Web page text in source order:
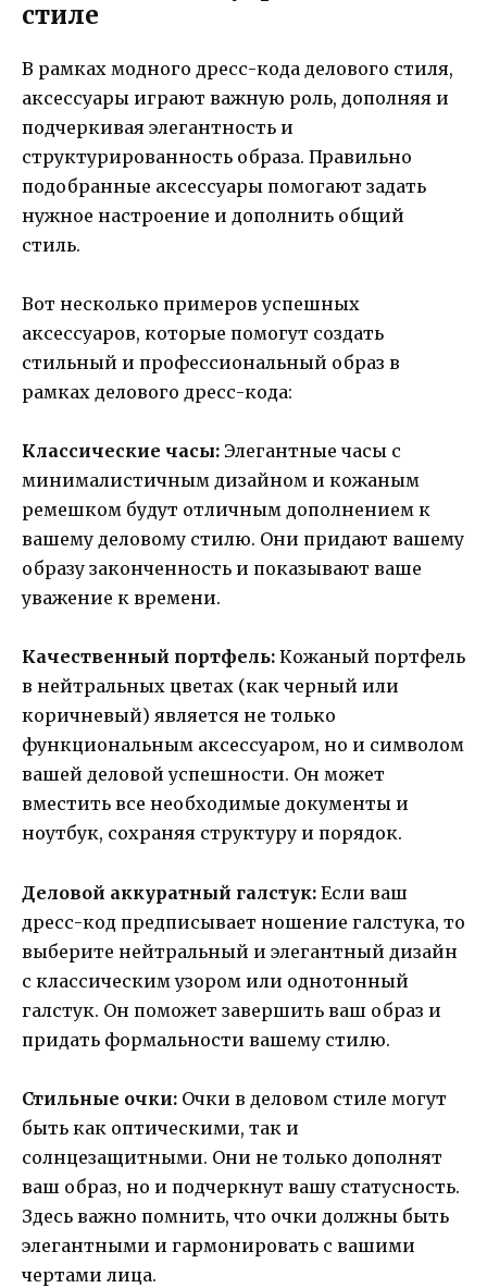
стиле
В рамках модного дресс-кода делового стиля,
аксессуары играют важную роль, дополняя и
подчеркивая элегантность и
структурированность образа. Правильно
подобранные аксессуары помогают задать
нужное настроение и дополнить общий
стиль.
Вот несколько примеров успешных
аксессуаров, которые помогут создать
стильный и профессиональный образ в
рамках делового дресс-кода:
Классические часы: Элегантные часы с
минималистичным дизайном и кожаным
ремешком будут отличным дополнением к
вашему деловому стилю. Они придают вашему
образу законченность и показывают ваше
уважение к времени.
Качественный портфель: Кожаный портфель
в нейтральных цветах (как черный или
коричневый) является не только
функциональным аксессуаром, но и символом
вашей деловой успешности. Он может
вместить все необходимые документы и
ноутбук, сохраняя структуру и порядок.
Деловой аккуратный галстук: Если ваш
дресс-код предписывает ношение галстука, то
выберите нейтральный и элегантный дизайн
с классическим узором или однотонный
галстук. Он поможет завершить ваш образ и
придать формальности вашему стилю.
Стильные очки: Очки в деловом стиле могут
быть как оптическими, так и
солнцезащитными. Они не только дополнят
ваш образ, но и подчеркнут вашу статусность.
Здесь важно помнить, что очки должны быть
элегантными и гармонировать с вашими
чертами лица.